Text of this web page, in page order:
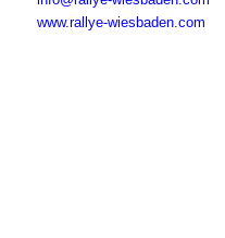
www.rallye-wiesbaden.com